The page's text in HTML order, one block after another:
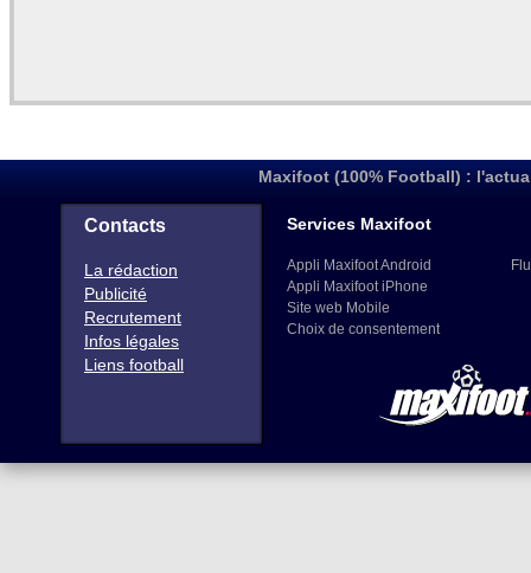
Maxifoot (100% Football) :
Contacts
La rédaction
Publicité
Recrutement
Infos légales
Liens football
Services Maxifoot
Appli Maxifoot Android
Appli Maxifoot iPhone
Site web Mobile
Choix de consentement